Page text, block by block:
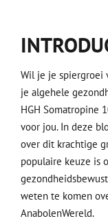
Wil je je spiergroei
je algehele
HGH Somatropine
voor jou. In deze
over dit krachtige
populaire keuze is
weten te komen
AnabolenWereld.